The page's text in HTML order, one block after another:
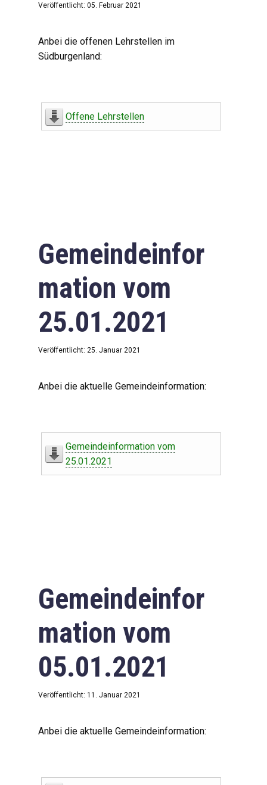
Veröffentlicht: 05. Februar 2021
Anbei die offenen Lehrstellen im
Südburgenland:
Offene Lehrstellen
Gemeindeinfor
mation vom
25.01.2021
Veröffentlicht: 25. Januar 2021
Anbei die aktuelle Gemeindeinformation:
Gemeindeinformation vom
25.01.2021
Gemeindeinfor
mation vom
05.01.2021
Veröffentlicht: 11. Januar 2021
Anbei die aktuelle Gemeindeinformation: